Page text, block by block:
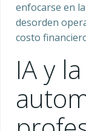
enfocarse en
desorden
costo
IA y